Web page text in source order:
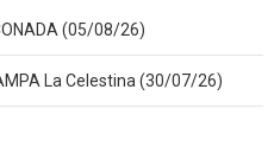
(05/08/26)
La Celestina (30/07/26)